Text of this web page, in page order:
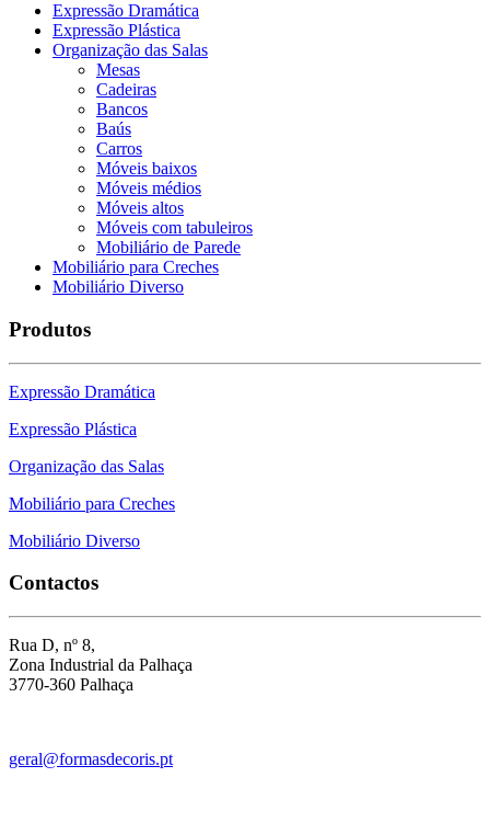
Expressão Dramática
Expressão Plástica
Organização das Salas
Mesas
Cadeiras
Bancos
Baús
Carros
Móveis baixos
Móveis médios
Móveis altos
Móveis com tabuleiros
Mobiliário de Parede
Mobiliário para Creches
Mobiliário Diverso
Produtos
Expressão Dramática
Expressão Plástica
Organização das Salas
Mobiliário para Creches
Mobiliário Diverso
Contactos
Rua D, nº 8,
Zona Industrial da Palhaça
3770-360 Palhaça
geral@formasdecoris.pt